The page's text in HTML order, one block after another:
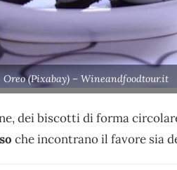
Oreo (Pixabay) – Wineandfoodtour.it
dei biscotti di forma
che incontrano il favore sia